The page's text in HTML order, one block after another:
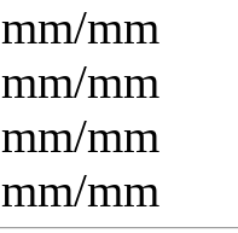
mm/mm
mm/mm
mm/mm
mm/mm